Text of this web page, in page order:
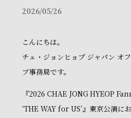
2026/05/26
こんにちは。
チェ・ジョンヒョプ ジャパン オ
ブ事務局です。
『2026 CHAE JONG HYEOP
‘THE WAY for US’』東京公演に